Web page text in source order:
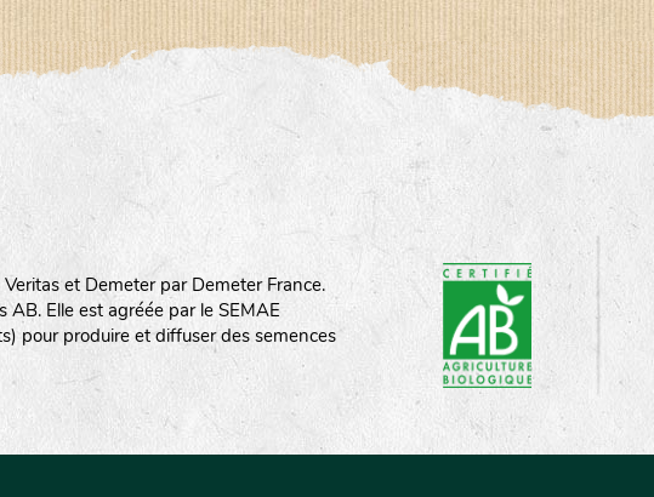
et Demeter par Demeter France.
Elle est agréée par le SEMAE
pour produire et diffuser des semences